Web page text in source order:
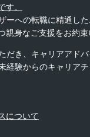
す。
ーへの転職に精通した
親身なご支援をお約束
だき、キャリアアド
経験からのキャリア
について